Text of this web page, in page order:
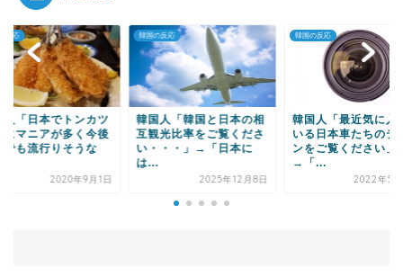
Powered by livedoor 相互RSS
反応
人「日本でトンカツ
にマニアが多く今後
でも流行りそうな
2020年9月1日
韓国の反応
韓国人「韓国と日本の相
互観光比率をご覧くださ
い・・・」→「日本に
は...
2025年12月8日
韓国の反応
韓国人「最近気に入
いる日本車たちのデ
ンをご覧ください」
→「...
2022年5